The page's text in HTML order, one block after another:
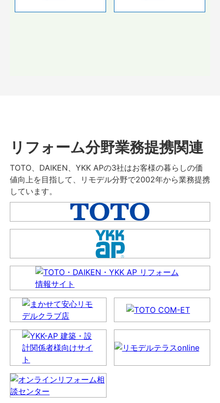
リフォーム分野業務提携関連
TOTO、DAIKEN、YKK APの3社はお客様の暮らしの価
値向上を目指して、リモデル分野で2002年から業務提携
しています。